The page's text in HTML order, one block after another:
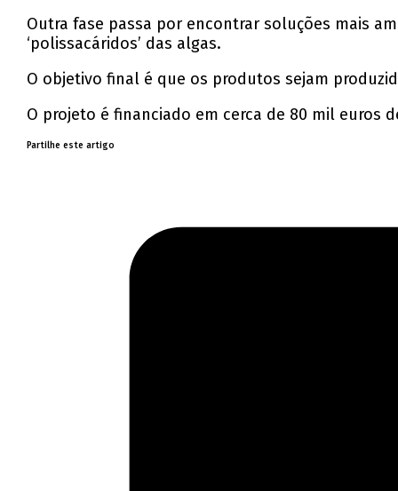
Outra fase passa por encontrar soluções mais
‘polissacáridos’ das algas.
O objetivo final é que os produtos sejam
O projeto é financiado em cerca de 80 mil euros
Partilhe este artigo